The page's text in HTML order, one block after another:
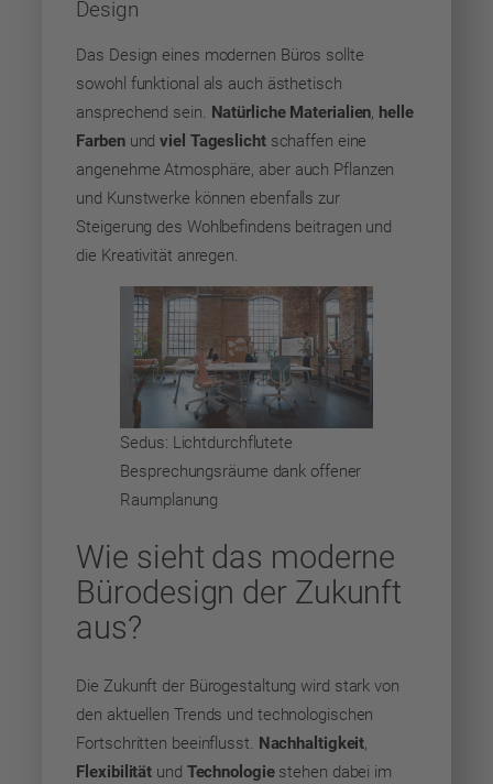
Design
Das Design eines modernen Büros sollte
sowohl funktional als auch ästhetisch
ansprechend sein. Natürliche Materialien, helle
Farbenundviel Tageslichtschaffen eine
angenehme Atmosphäre, aber auch Pflanzen
und Kunstwerke können ebenfalls zur
Steigerung des Wohlbefindens beitragen und
die Kreativität anregen.
Sedus: Lichtdurchflutete
Besprechungsräume dank offener
Raumplanung
Wie sieht das moderne
Bürodesign der Zukunft
aus?
Die Zukunft der Bürogestaltung wird stark von
den aktuellen Trends und technologischen
Fortschritten beeinflusst. Nachhaltigkeit,
Flexibilität und Technologiestehen dabei im